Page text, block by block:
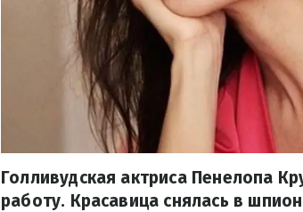
Голливудская актриса Пенелопа
работу. Красавица снялась в